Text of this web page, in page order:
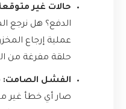
حالات غير
الدفع؟ هل نرجع
عملية إرجاع
حلقة مفرغة من
الفشل الصامت:
صار أي خطأ غير